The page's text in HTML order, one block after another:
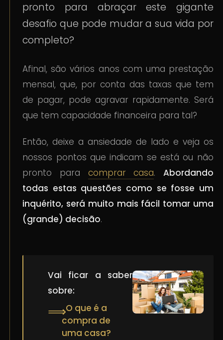
pronto para abraçar este gigante
desafio que pode mudar a sua vida por
completo?
Afinal, são vários anos com uma prestação
mensal, que, por conta das taxas que tem
de pagar, pode agravar rapidamente. Será
que tem capacidade financeira para tal?
Então, deixe a ansiedade de lado e veja os
nossos pontos que indicam se está ou não
pronto para comprar casa. Abordando
todas estas questões como se fosse um
inquérito, será muito mais fácil tomar uma
(grande) decisão.
Vai ficar a saber
sobre:
⟹O que é a
compra de
uma casa?